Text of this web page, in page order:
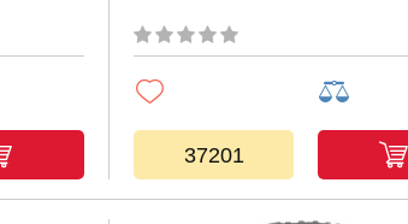
37201